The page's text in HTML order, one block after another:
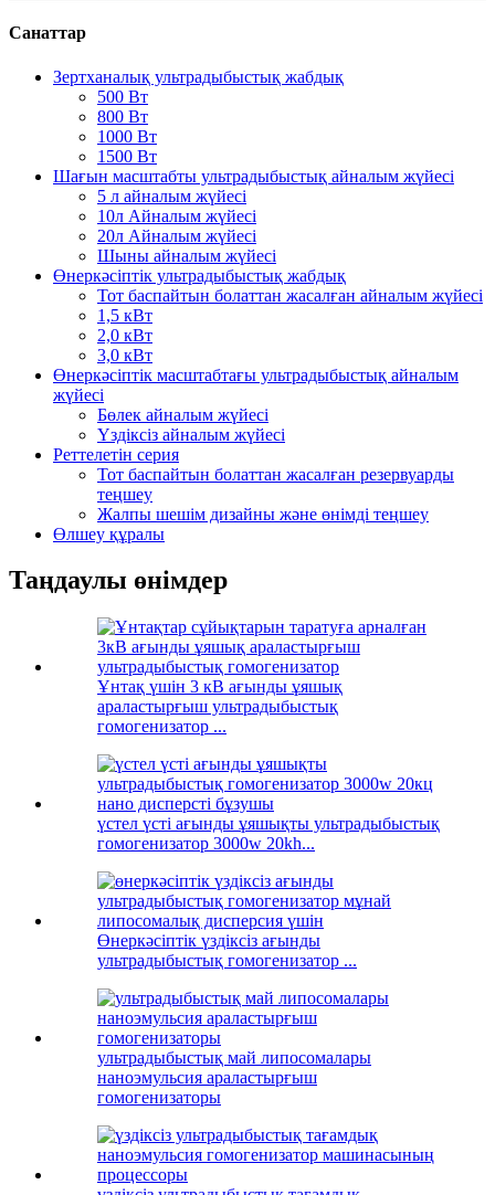
Санаттар
Зертханалық ультрадыбыстық жабдық
500 Вт
800 Вт
1000 Вт
1500 Вт
Шағын масштабты ультрадыбыстық айналым жүйесі
5 л айналым жүйесі
10л Айналым жүйесі
20л Айналым жүйесі
Шыны айналым жүйесі
Өнеркәсіптік ультрадыбыстық жабдық
Тот баспайтын болаттан жасалған айналым жүйесі
1,5 кВт
2,0 кВт
3,0 кВт
Өнеркәсіптік масштабтағы ультрадыбыстық айналым
жүйесі
Бөлек айналым жүйесі
Үздіксіз айналым жүйесі
Реттелетін серия
Тот баспайтын болаттан жасалған резервуарды
теңшеу
Жалпы шешім дизайны және өнімді теңшеу
Өлшеу құралы
Таңдаулы өнімдер
Ұнтақ үшін 3 кВ ағынды ұяшық
араластырғыш ультрадыбыстық
гомогенизатор ...
үстел үсті ағынды ұяшықты ультрадыбыстық
гомогенизатор 3000w 20kh...
Өнеркәсіптік үздіксіз ағынды
ультрадыбыстық гомогенизатор ...
ультрадыбыстық май липосомалары
наноэмульсия араластырғыш
гомогенизаторы